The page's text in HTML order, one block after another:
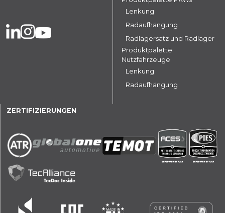
Lenkung
Radaufhängung
Radlagersatz und Radlager
Produktpalette
Nutzfahrzeuge
Lenkung
Radaufhängung
ZERTIFIZIERUNGEN